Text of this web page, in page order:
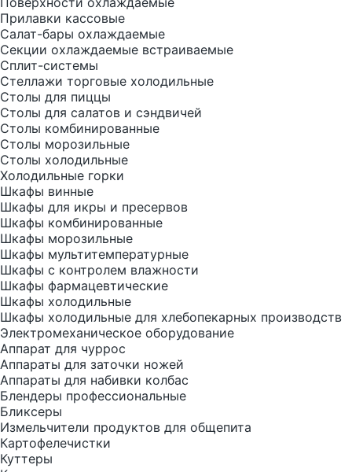
Прилавки кассовые
Салат-бары охлаждаемые
Секции охлаждаемые встраиваемые
Сплит-системы
Стеллажи торговые холодильные
Столы для пиццы
Столы для салатов и сэндвичей
Столы комбинированные
Столы морозильные
Столы холодильные
Холодильные горки
Шкафы винные
Шкафы для икры и пресервов
Шкафы комбинированные
Шкафы морозильные
Шкафы мультитемпературные
Шкафы с контролем влажности
Шкафы фармацевтические
Шкафы холодильные
Шкафы холодильные для хлебопекарных производств
Электрoмеханическое оборудование
Аппарат для чуррос
Аппараты для заточки ножей
Аппараты для набивки колбас
Блендеры профессиональные
Бликсеры
Измельчители продуктов для общепита
Картофелечистки
Куттеры